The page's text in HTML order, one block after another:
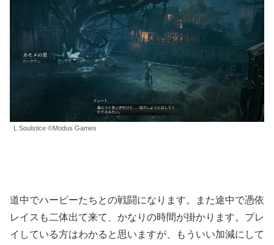
L Soulstice ©Modus Games
道中でハーピーたちとの戦闘になります。また途中で憑依
レイスも二体出て来て、かなりの時間が掛かります。プレ
イしている方はわかると思いますが、もういい加減にして